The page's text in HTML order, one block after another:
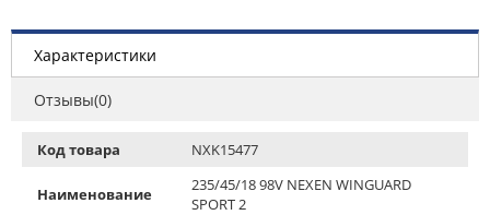
Характеристики
Отзывы(0)
Код товара NXK15477
Наименование
235/45/18 98V NEXEN WINGUARD
SPORT 2